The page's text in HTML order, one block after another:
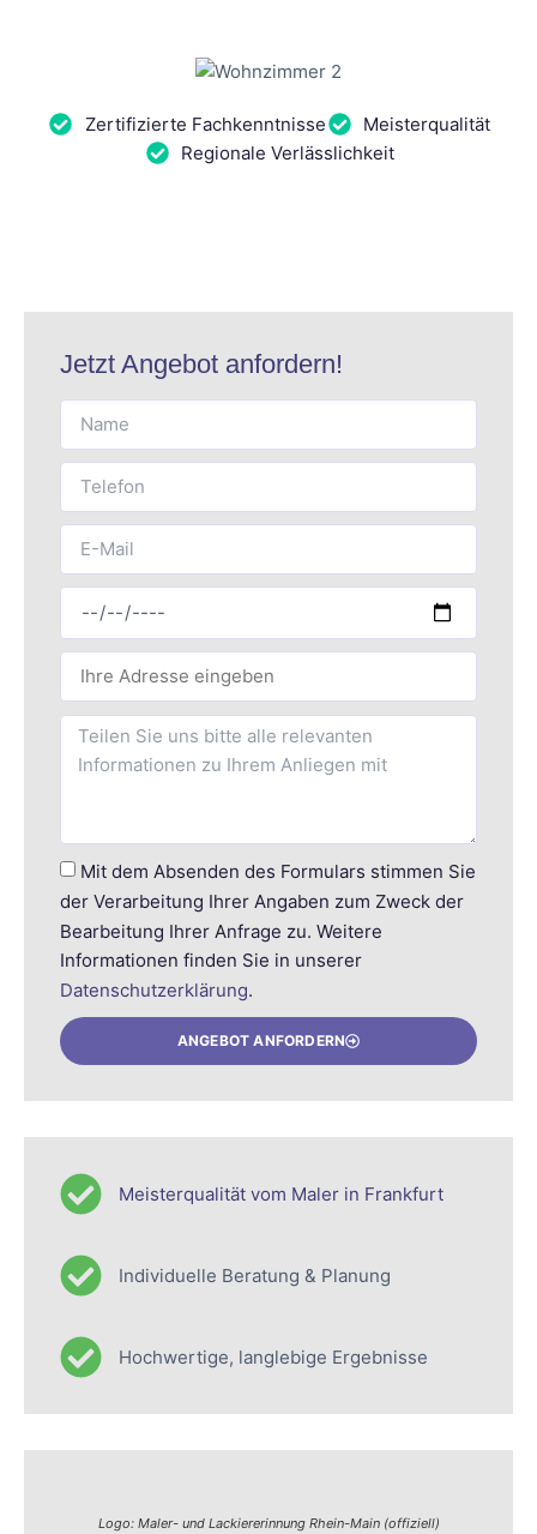
Zertifizierte Fachkenntnisse
Meisterqualität
Regionale Verlässlichkeit
Jetzt Angebot anfordern!
Mit dem Absenden des Formulars stimmen Sie
der Verarbeitung Ihrer Angaben zum Zweck der
Bearbeitung Ihrer Anfrage zu. Weitere
Informationen finden Sie in unserer
Datenschutzerklärung.
ANGEBOT ANFORDERN
Meisterqualität vom Maler in Frankfurt
Individuelle Beratung & Planung
Hochwertige, langlebige Ergebnisse
Logo: Maler- und Lackiererinnung Rhein-Main (offiziell)